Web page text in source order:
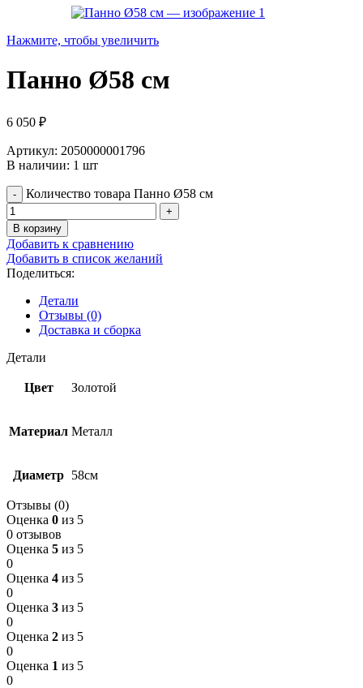
Нажмите, чтобы увеличить
Панно Ø58 см
6 050 ₽
Артикул: 2050000001796
В наличии: 1 шт
Количество товара Панно Ø58 см
В корзину
Добавить к сравнению
Добавить в список желаний
Поделиться:
Детали
Отзывы (0)
Доставка и сборка
Детали
Цвет Золотой
Материал Металл
Диаметр 58см
Отзывы (0)
Оценка 0 из 5
0 отзывов
Оценка 5 из 5
0
Оценка 4 из 5
0
Оценка 3 из 5
0
Оценка 2 из 5
0
Оценка 1 из 5
0